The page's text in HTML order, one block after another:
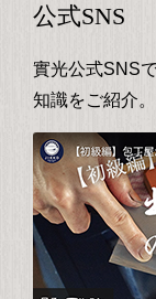
公式SNS
實光公式SNS
知識をご紹介。